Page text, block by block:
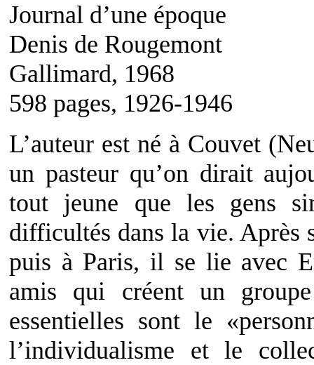
Journal d’une époque
Denis de Rougemont
Gallimard, 1968
598 pages, 1926-1946
L’auteur est né à Couvet
un pasteur qu’on dirait
tout jeune que les gens
difficultés dans la vie. Après
puis à Paris, il se lie avec
amis qui créent un
essentielles sont le
l’individualisme et le